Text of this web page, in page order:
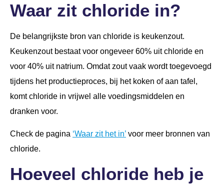
Waar zit chloride in?
De belangrijkste bron van chloride is keukenzout.
Keukenzout bestaat voor ongeveer 60% uit chloride en
voor 40% uit natrium. Omdat zout vaak wordt toegevoegd
tijdens het productieproces, bij het koken of aan tafel,
komt chloride in vrijwel alle voedingsmiddelen en
dranken voor.
Check de pagina ‘Waar zit het in’ voor meer bronnen van
chloride.
Hoeveel chloride heb je